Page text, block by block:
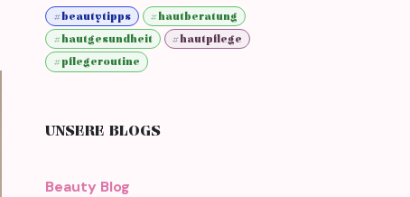
#beautytipps
#hautberatung
#hautgesundheit
#hautpflege
#pflegeroutine
UNSERE BLOGS
Beauty Blog